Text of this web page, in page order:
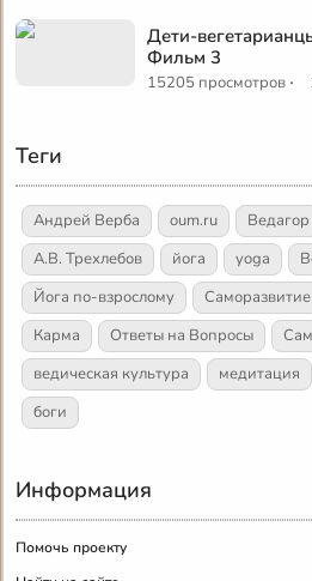
Дети-
Фильм 3
15205 просмотров ·
Теги
Андрей Верба oum.ru Ведагор
А.В. Трехлебов
йога yoga
Йога по-взрослому
Саморазвитие
Карма
Ответы на Вопросы
ведическая культура
медитация
боги
Информация
Помочь проекту